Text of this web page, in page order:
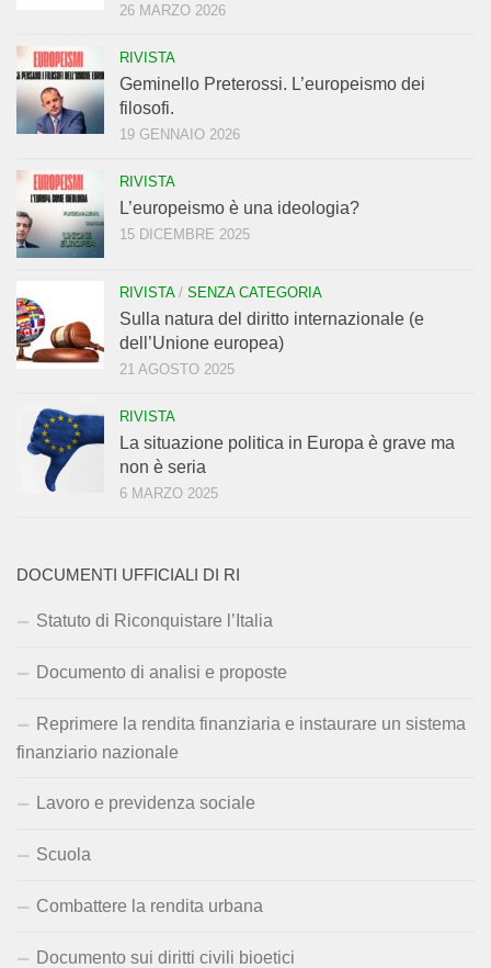
26 MARZO 2026
RIVISTA
Geminello Preterossi. L’europeismo dei
filosofi.
19 GENNAIO 2026
RIVISTA
L’europeismo è una ideologia?
15 DICEMBRE 2025
RIVISTA/ SENZA CATEGORIA
Sulla natura del diritto internazionale (e
dell’Unione europea)
21 AGOSTO 2025
RIVISTA
La situazione politica in Europa è grave ma
non è seria
6 MARZO 2025
DOCUMENTI UFFICIALI DI RI
Statuto di Riconquistare l’Italia
Documento di analisi e proposte
Reprimere la rendita finanziaria e instaurare un sistema
finanziario nazionale
Lavoro e previdenza sociale
Scuola
Combattere la rendita urbana
Documento sui diritti civili bioetici